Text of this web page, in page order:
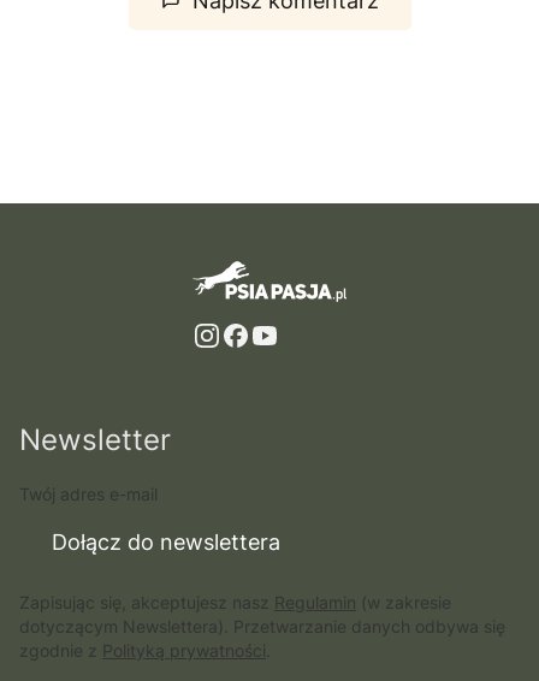
Newsletter
Twój adres e-mail
Dołącz do newslettera
Zapisując się, akceptujesz nasz Regulamin (w zakresie
dotyczącym Newslettera). Przetwarzanie danych odbywa się
zgodnie z Polityką prywatności